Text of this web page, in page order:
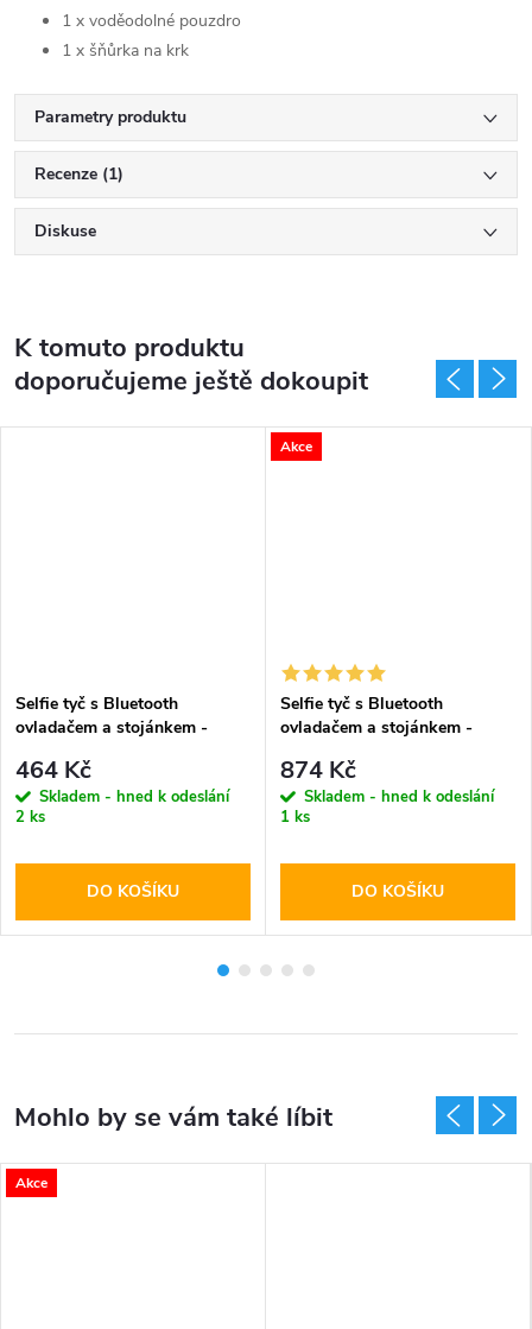
1 x voděodolné pouzdro
1 x šňůrka na krk
Parametry produktu
Recenze (1)
Diskuse
K tomuto produktu
doporučujeme ještě dokoupit
Selfie tyč s Bluetooth
ovladačem a stojánkem -
Stick Tripod
464 Kč
Skladem - hned k odeslání
2 ks
DO KOŠÍKU
Akce
Selfie tyč s Bluetooth
ovladačem a stojánkem -
Stick Tripod Black
874 Kč
Skladem - hned k odeslání
1 ks
DO KOŠÍKU
Akce